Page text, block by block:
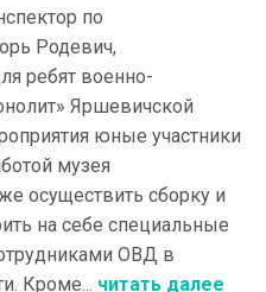
по
Родевич,
ребят военно-
Яршевичской
юные участники
музея
осуществить сборку и
на себе специальные
ОВД в
Кроме... читать далее